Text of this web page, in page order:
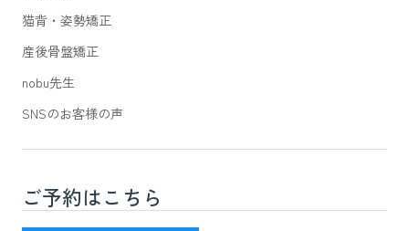
猫背・姿勢矯正
産後骨盤矯正
nobu先生
SNSのお客様の声
ご予約はこちら